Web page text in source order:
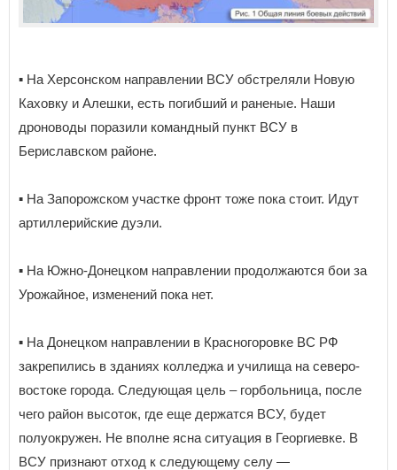
▪️ На Херсонском направлении ВСУ обстреляли Новую
Каховку и Алешки, есть погибший и раненые. Наши
дроноводы поразили командный пункт ВСУ в
Бериславском районе.
▪️ На Запорожском участке фронт тоже пока стоит. Идут
артиллерийские дуэли.
▪️ На Южно-Донецком направлении продолжаются бои за
Урожайное, изменений пока нет.
▪️ На Донецком направлении в Красногоровке ВС РФ
закрепились в зданиях колледжа и училища на северо-
востоке города. Следующая цель – горбольница, после
чего район высоток, где еще держатся ВСУ, будет
полуокружен. Не вполне ясна ситуация в Георгиевке. В
ВСУ признают отход к следующему селу —